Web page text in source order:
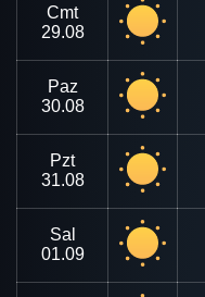
Cmt
29.08
Paz
30.08
Pzt
31.08
Sal
01.09